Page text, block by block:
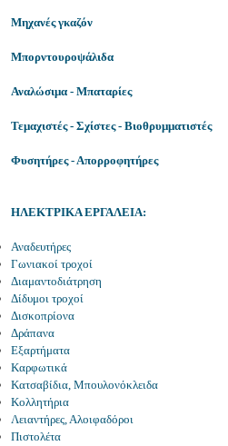
Μηχανές γκαζόν
Μπορντουροψάλιδα
Αναλώσιμα - Μπαταρίες
Τεμαχιστές - Σχίστες - Βιοθρυμματιστές
Φυσητήρες - Απορροφητήρες
ΗΛΕΚΤΡΙΚΑ ΕΡΓΑΛΕΙΑ:
Αναδευτήρες
Γωνιακοί τροχοί
Διαμαντοδιάτρηση
Δίδυμοι τροχοί
Δισκοπρίονα
Δράπανα
Εξαρτήματα
Καρφωτικά
Κατσαβίδια, Μπουλονόκλειδα
Κολλητήρια
Λειαντήρες, Αλοιφαδόροι
Πιστολέτα